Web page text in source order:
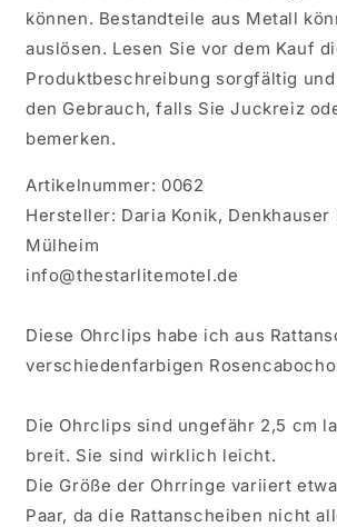
können. Bestandteile aus Metall
auslösen. Lesen Sie vor dem Kauf
Produktbeschreibung sorgfältig
den Gebrauch, falls Sie Juckreiz
bemerken.
Artikelnummer: 0062
Hersteller: Daria Konik, Denkhauser
Mülheim
info@thestarlitemotel.de
Diese Ohrclips habe ich aus
verschiedenfarbigen
Die Ohrclips sind ungefähr 2,5 cm
breit. Sie sind wirklich leicht.
Die Größe der Ohrringe variiert
Paar, da die Rattanscheiben nicht